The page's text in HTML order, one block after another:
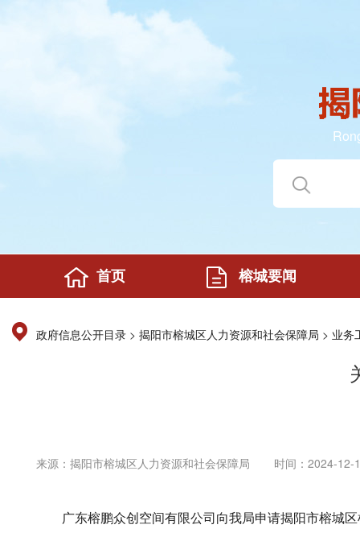
首页 榕城要闻
政府信息公开目录 > 揭阳市榕城区人力资源和社会保障局 > 业务
来源：揭阳市榕城区人力资源和社会保障局 时间：2024-12-
广东榕鹏众创空间有限公司向我局申请揭阳市榕城区